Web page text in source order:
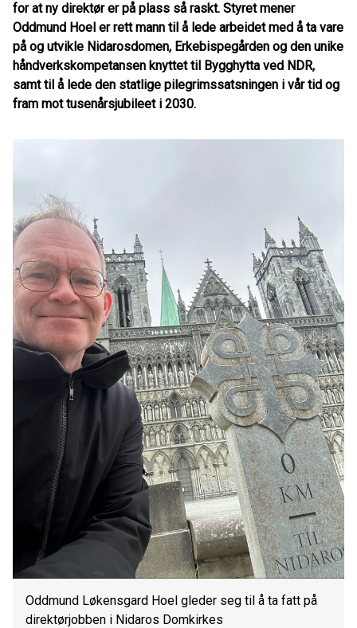
for at ny direktør er på plass så raskt. Styret mener
Oddmund Hoel er rett mann til å lede arbeidet med å ta vare
på og utvikle Nidarosdomen, Erkebispegården og den unike
håndverkskompetansen knyttet til Bygghytta ved NDR,
samt til å lede den statlige pilegrimssatsningen i vår tid og
fram mot tusenårsjubileet i 2030.
Oddmund Løkensgard Hoel gleder seg til å ta fatt på
direktørjobben i Nidaros Domkirkes